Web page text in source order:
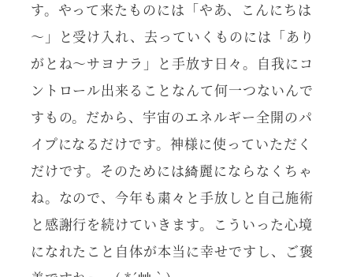
す。やって来たものには「やあ、こんにちは
～」と受け入れ、去っていくものには「あり
がとね～サヨナラ」と手放す日々。自我にコ
ントロール出来ることなんて何一つないんで
すもの。だから、宇宙のエネルギー全開のパ
イプになるだけです。神様に使っていただく
だけです。そのためには綺麗にならなくちゃ
ね。なので、今年も粛々と手放しと自己施術
と感謝行を続けていきます。こういった心境
になれたこと自体が本当に幸せですし、ご褒